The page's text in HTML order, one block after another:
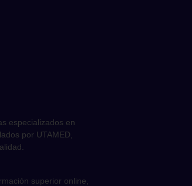
especializados en
por UTAMED,
superior online,